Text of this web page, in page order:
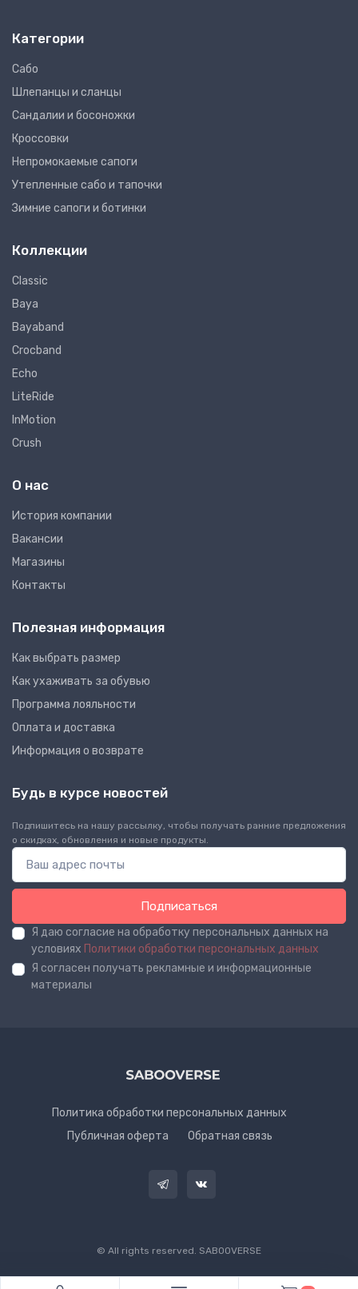
Категории
Сабо
Шлепанцы и сланцы
Сандалии и босоножки
Кроссовки
Непромокаемые сапоги
Утепленные сабо и тапочки
Зимние сапоги и ботинки
Коллекции
Classic
Baya
Bayaband
Crocband
Echo
LiteRide
InMotion
Crush
О нас
Иcтория компании
Вакансии
Магазины
Контакты
Полезная информация
Как выбрать размер
Как ухаживать за обувью
Программа лояльности
Оплата и доставка
Информация о возврате
Будь в курсе новостей
Подпишитесь на нашу рассылку, чтобы получать ранние предложения
о скидках, обновления и новые продукты.
Подписаться
Я даю согласие на обработку персональных данных на
условиях Политики обработки персональных данных
Я согласен получать рекламные и информационные
материалы
Политика обработки персональных данных
Публичная оферта
Обратная связь
© All rights reserved. SABOOVERSE